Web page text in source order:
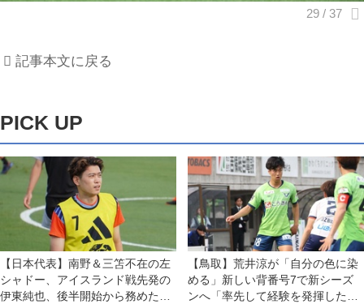
記事本文に戻る
PICK UP
【日本代表】南野＆三笘不在の左
シャドー、アイスランド戦先発の
伊東純也、後半開始から務めた中
【鳥取】荒井涼が「自分の色に染
める」新しい背番号7で新シーズ
ンへ「率先して経験を発揮した